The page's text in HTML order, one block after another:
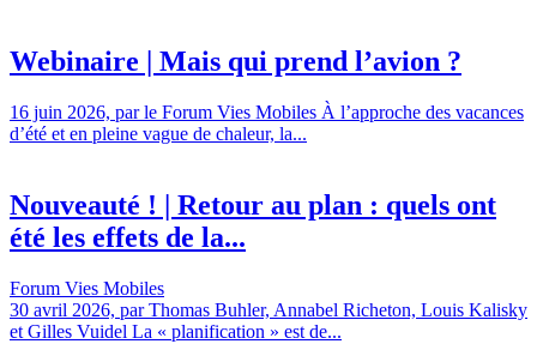
Webinaire | Mais qui prend l’avion ?
16 juin 2026, par le Forum Vies Mobiles À l’approche des vacances
d’été et en pleine vague de chaleur, la...
Nouveauté ! | Retour au plan : quels ont
été les effets de la...
Forum Vies Mobiles
30 avril 2026, par Thomas Buhler, Annabel Richeton, Louis Kalisky
et Gilles Vuidel La « planification » est de...